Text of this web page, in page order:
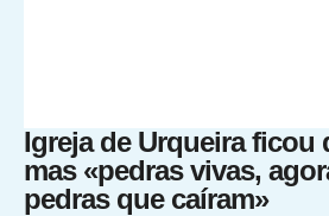
Igreja de Urqueira ficou
mas «pedras vivas,
pedras que caíram»